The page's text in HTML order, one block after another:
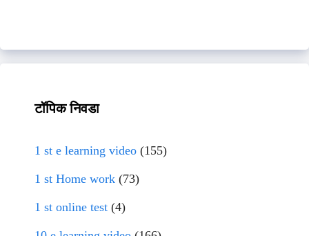
टॉपिक निवडा
1 st e learning video (155)
1 st Home work (73)
1 st online test (4)